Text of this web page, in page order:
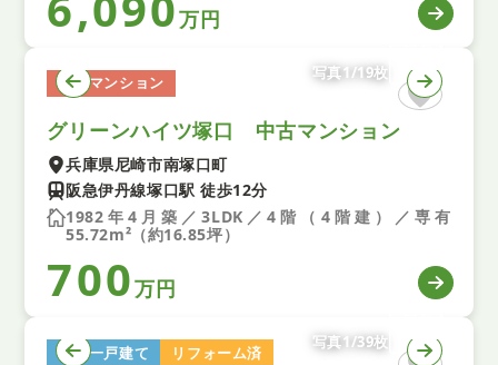
万円
中古マンション
写真1/19枚
グリーンハイツ塚口 中古マンション
兵庫県尼崎市南塚口町
阪急伊丹線塚口駅 徒歩12分
1982年4月築／3LDK／4階（4階建）／専有
55.72m²（約16.85坪）
700万円
中古一戸建て リフォーム済
写真1/39枚